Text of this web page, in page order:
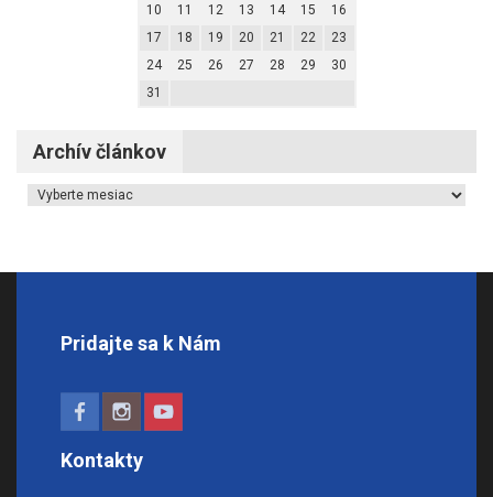
10
11 12 13 14 15
16
17
18 19 20 21 22
23
24
25 26 27 28 29
30
31
Archív článkov
Archív článkov
Pridajte sa k Nám
Kontakty